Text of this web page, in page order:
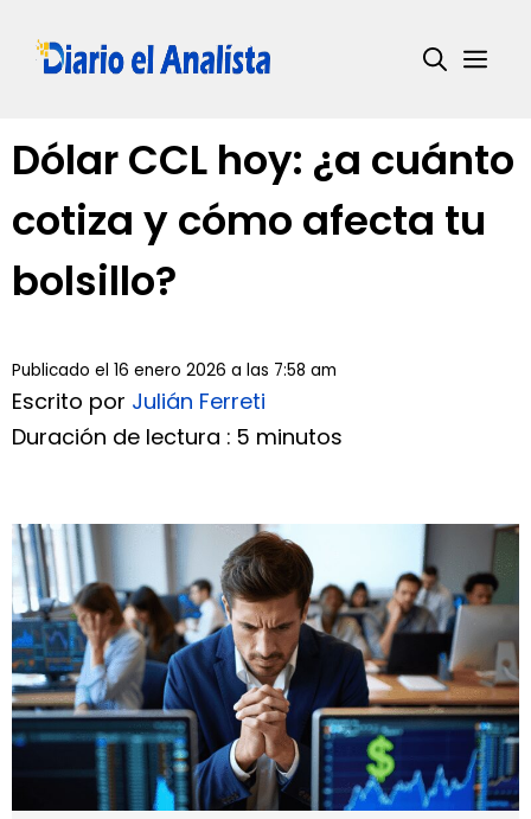
Dólar CCL hoy: ¿a cuánto
cotiza y cómo afecta tu
bolsillo?
Publicado el 16 enero 2026 a las 7:58 am
Escrito por Julián Ferreti
Duración de lectura : 5 minutos